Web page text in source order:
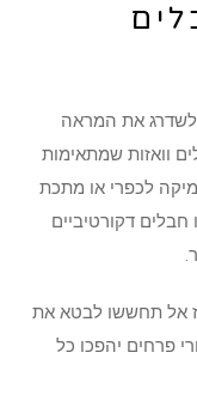
לשדרג את המראה
וואזות שמתאימות
לכפרי או מתכת
חבלים דקורטיביים
אל תחששו לבטא את
פרחים יהפכו כל